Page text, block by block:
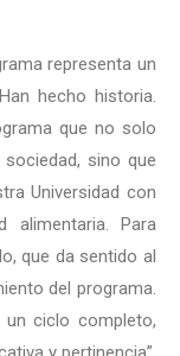
representa un
hecho historia.
que no solo
sino que
Universidad con
alimentaria. Para
que da sentido al
del programa.
ciclo completo,